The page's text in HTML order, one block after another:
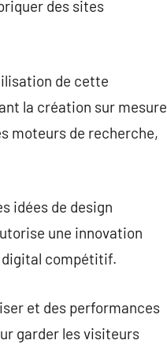
des sites
de cette
la création sur mesure
moteurs de recherche,
idées de design
une innovation
digital compétitif.
et des performances
garder les visiteurs